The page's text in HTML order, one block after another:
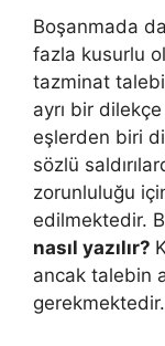
Boşanmada
fazla kusurlu
tazminat
ayrı bir
eşlerden biri
sözlü
zorunluluğu
edilmektedir.
nasıl yazılır?
ancak talebin
gerekmektedir.